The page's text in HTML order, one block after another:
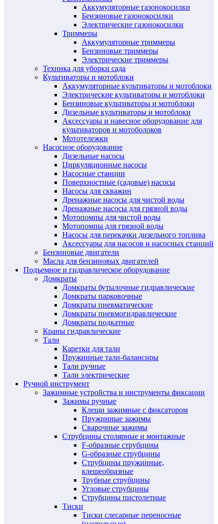
Аккумуляторные газонокосилки
Бензиновые газонокосилки
Электрические газонокосилки
Триммеры
Аккумуляторные триммеры
Бензиновые триммеры
Электрические триммеры
Техника для уборки сада
Культиваторы и мотоблоки
Аккумуляторные культиваторы и мотоблоки
Электрические культиваторы и мотоблоки
Бензиновые культиваторы и мотоблоки
Дизельные культиваторы и мотоблоки
Аксессуары и навесное оборудование для
культиваторов и мотоболоков
Мототележки
Насосное оборудование
Дизельные насосы
Циркуляционные насосы
Насосные станции
Поверхностные (садовые) насосы
Насосы для скважин
Дренажные насосы для чистой воды
Дренажные насосы для грязной воды
Мотопомпы для чистой воды
Мотопомпы для грязной воды
Насосы для перекачки дизельного топлива
Аксессуары для насосов и насосных станций
Бензиновые двигатели
Масла для бензиновых двигателей
Подъемное и гидравлическое оборудование
Домкраты
Домкраты бутылочные гидравлические
Домкраты парковочные
Домкраты пневматические
Домкраты пневмогидравлические
Домкраты подкатные
Краны гидравлические
Тали
Каретки для тали
Пружинные тали-балансиры
Тали ручные
Тали электрические
Ручной инструмент
Зажимные устройства и инструменты фиксации
Зажимы ручные
Клещи зажимные с фиксатором
Пружинные зажимы
Сварочные зажимы
Струбцины столярные и монтажные
F-образные струбцины
G-образные струбцины
Струбцины пружинные,
клещеобразные
Трубные струбцины
Угловые струбцины
Струбцины пистолетные
Тиски
Тиски слесарные переносные